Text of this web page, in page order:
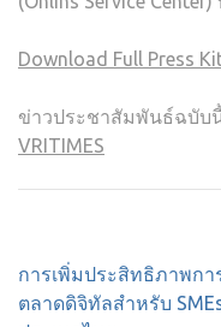
Download Full Press
ข่าวประชาสัมพันธ์ฉบับ
VRITIMES
Post
navigation
การเพิ่มประสิทธิภาพกา
ตลาดดิจิทัลสำหรับ